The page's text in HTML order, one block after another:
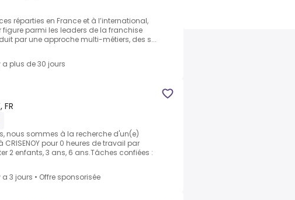
réparties en France et à l’international,
figure parmi les leaders de la franchise
par une approche multi-métiers, des s...
a plus de 30 jours
FR
nous sommes à la recherche d'un(e)
pour 0 heures de travail par
2 enfants, 3 ans, 6 ans.Tâches confiées :
a 3 jours • Offre sponsorisée